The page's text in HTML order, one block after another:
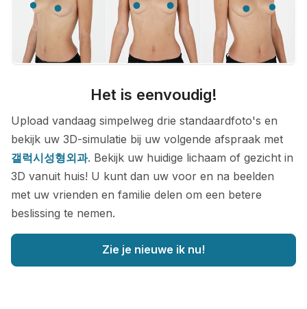
Het is eenvoudig!
Upload vandaag simpelweg drie standaardfoto's en
bekijk uw 3D-simulatie bij uw volgende afspraak met
갤럭시성형외과. Bekijk uw huidige lichaam of gezicht in
3D vanuit huis! U kunt dan uw voor en na beelden
met uw vrienden en familie delen om een betere
beslissing te nemen.
Zie je nieuwe ik nu!